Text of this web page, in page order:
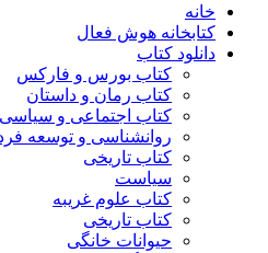
خانه
کتابخانه هوش فعال
دانلود کتاب
کتاب بورس و فارکس
کتاب رمان و داستان
کتاب اجتماعی و سیاسی
روانشناسی و توسعه
کتاب تاریخی
سیاست
کتاب علوم غریبه
کتاب تاریخی
حیوانات خانگی